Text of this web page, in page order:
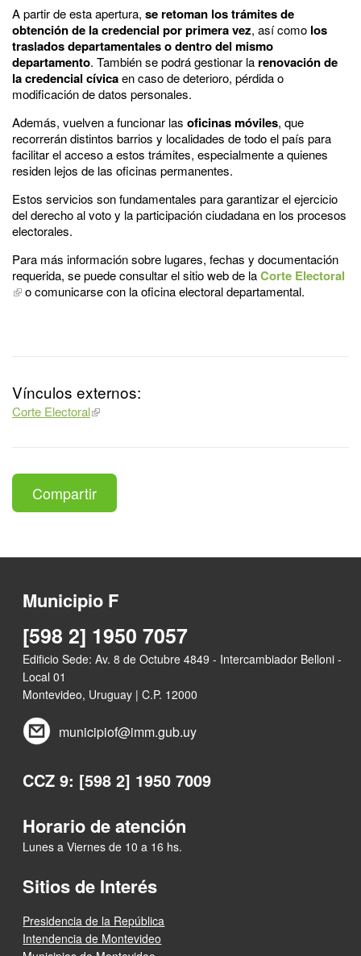
A partir de esta apertura, se retoman los trámites de
obtención de la credencial por primera vez, así como los
traslados departamentales o dentro del mismo
departamento. También se podrá gestionar la renovación de
la credencial cívicaen caso de deterioro, pérdida o
modificación de datos personales.
Además, vuelven a funcionar las oficinas móviles, que
recorrerán distintos barrios y localidades de todo el país para
facilitar el acceso a estos trámites, especialmente a quienes
residen lejos de las oficinas permanentes.
Estos servicios son fundamentales para garantizar el ejercicio
del derecho al voto y la participación ciudadana en los procesos
electorales.
Para más información sobre lugares, fechas y documentación
requerida, se puede consultar el sitio web de laCorte Electoral
o comunicarse con la oficina electoral departamental.
Vínculos externos:
Corte Electoral
Compartir
Municipio F
[598 2] 1950 7057
Edificio Sede: Av. 8 de Octubre 4849 - Intercambiador Belloni -
Local 01
Montevideo, Uruguay | C.P. 12000
municipiof@imm.gub.uy
CCZ 9: [598 2] 1950 7009
Horario de atención
Lunes a Viernes de 10 a 16 hs.
Sitios de Interés
Presidencia de la República
Intendencia de Montevideo